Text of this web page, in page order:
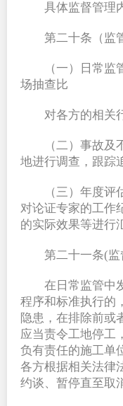
具体监督管理
第二十条（监
（一）日常
场抽查比
对各方的相关
（二）事故
地进行调查，跟踪
（三）年度
对论证专家的工作
的实际效果等进行
第二十一条(
在日常监管中
程序和标准执行的
隐患，在排除前或
应当责令工地停工
负有责任的施工单
各方根据相关法律
约谈、暂停直至取